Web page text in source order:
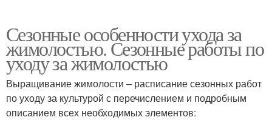
Сезонные особенности ухода за
жимолостью. Сезонные работы по
уходу за жимолостью
Выращивание жимолости – расписание сезонных работ
по уходу за культурой с перечислением и подробным
описанием всех необходимых элементов: